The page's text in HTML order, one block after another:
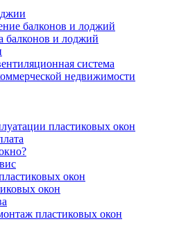
балконов и лоджий
балконов и лоджий
система
недвижимости
пластиковых окон
окон
окон
пластиковых окон